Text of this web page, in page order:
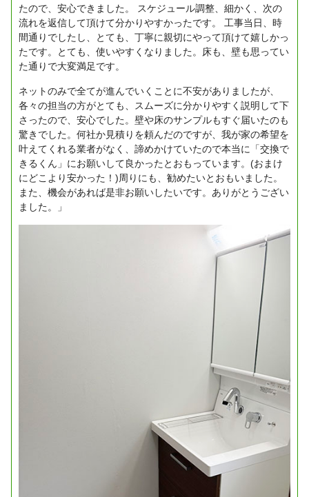
たので、安心できました。
スケジュール調整、細かく、次の
流れを返信して頂けて分かりやすかったです。
工事当日、時
間通りでしたし、とても、丁寧に親切にやって頂けて嬉しかっ
たです。とても、使いやすくなりました。床も、壁も思ってい
た通りで大変満足です。
ネットのみで全てが進んでいくことに不安がありましたが、
各々の担当の方がとても、スムーズに分かりやすく説明して下
さったので、安心でした。壁や床のサンプルもすぐ届いたのも
驚きでした。何社か見積りを頼んだのですが、我が家の希望を
叶えてくれる業者がなく、諦めかけていたので本当に「交換で
きるくん」にお願いして良かったとおもっています。(おまけ
にどこより安かった！)周りにも、勧めたいとおもいました。
また、機会があれば是非お願いしたいです。ありがとうござい
ました。」